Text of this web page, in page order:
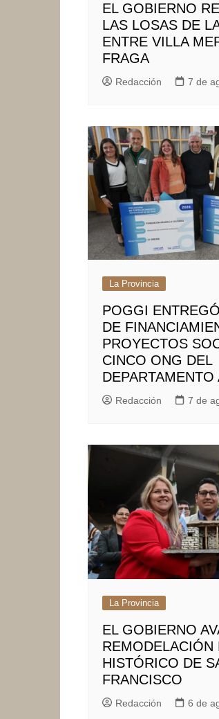
EL GOBIERNO
LAS LOSAS DE
ENTRE VILLA
FRAGA
Redacción 7 de
La Provincia
POGGI
DE
PROYECTOS
CINCO ONG DEL
DEPARTAMENTO
Redacción 7 de
La Provincia
EL GOBIERNO
REMODELACIÓN
HISTÓRICO DE
FRANCISCO
Redacción 6 de